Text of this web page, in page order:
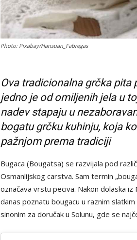
Photo: Pixabay/Hansuan_Fabregas
Ova tradicionalna grčka pita
jedno je od omiljenih jela u
nadev stapaju u
bogatu grčku kuhinju, koja
pažnjom prema tradiciji
Bugaca (Bougatsa) se razvijala pod
Osmanlijskog carstva. Sam termin
označava vrstu peciva. Nakon dolaska
danas poznatu bougacu u raznim
sinonim za doručak u Solunu, gde se